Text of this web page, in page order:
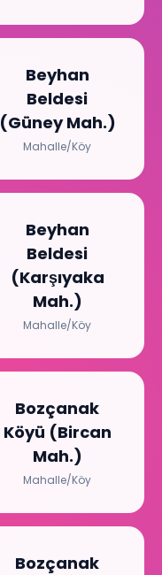
Beyhan
Beldesi
(Güney Mah.)
Mahalle/Köy
Beyhan
Beldesi
(Karşıyaka
Mah.)
Mahalle/Köy
Bozçanak
Köyü (Bircan
Mah.)
Mahalle/Köy
Bozçanak